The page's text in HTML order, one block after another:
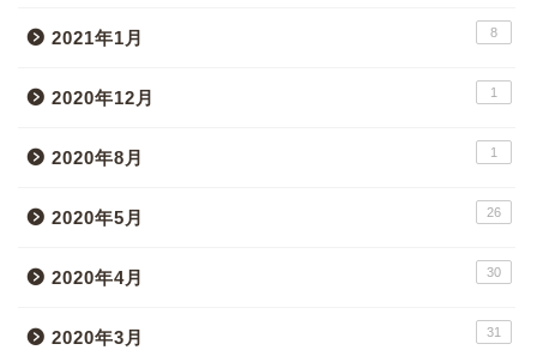
2021年1月 8
2020年12月 1
2020年8月 1
2020年5月 26
2020年4月 30
2020年3月 31